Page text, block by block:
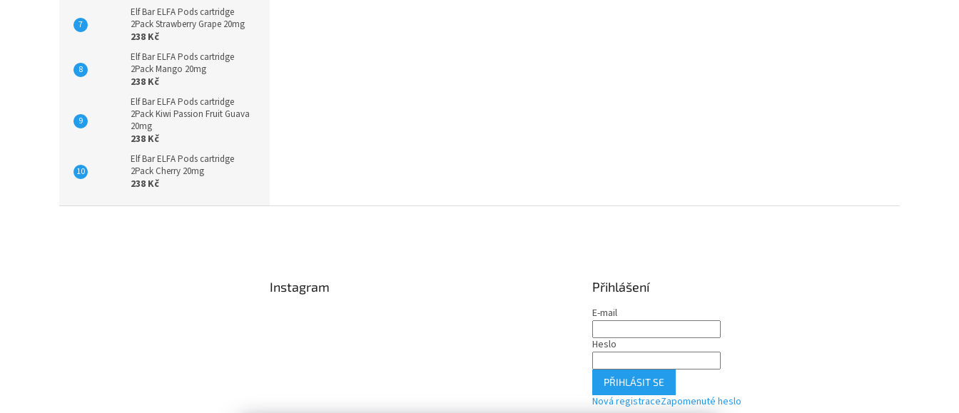
Elf Bar ELFA Pods cartridge
2Pack Strawberry Grape 20mg
238 Kč
Elf Bar ELFA Pods cartridge
2Pack Mango 20mg
238 Kč
Elf Bar ELFA Pods cartridge
2Pack Kiwi Passion Fruit Guava
20mg
238 Kč
Elf Bar ELFA Pods cartridge
2Pack Cherry 20mg
238 Kč
Instagram Přihlášení
E-mail
Heslo
PŘIHLÁSIT SE
Nová registraceZapomenuté heslo